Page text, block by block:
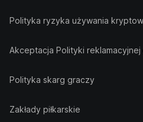
Polityka ryzyka używania
Akceptacja Polityki reklamacyjnej
Polityka skarg graczy
Zakłady piłkarskie